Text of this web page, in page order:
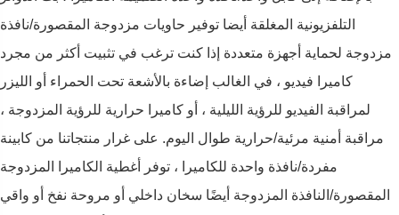
التلفزيونية المغلقة أيضا توفير حاويات مزدوجة المقصورة/نافذة
مزدوجة لحماية أجهزة متعددة إذا كنت ترغب في تثبيت أكثر من مجرد
كاميرا فيديو ، في الغالب إضاءة بالأشعة تحت الحمراء أو الليزر
لمراقبة الفيديو للرؤية الليلية ، أو كاميرا حرارية للرؤية المزدوجة ،
مراقبة أمنية مرئية/حرارية طوال اليوم. على غرار منتجاتنا من كابينة
مفردة/نافذة واحدة للكاميرا ، توفر أغطية الكاميرا المزدوجة
المقصورة/النافذة المزدوجة أيضًا سخان داخلي أو مروحة نفخ أو واقي